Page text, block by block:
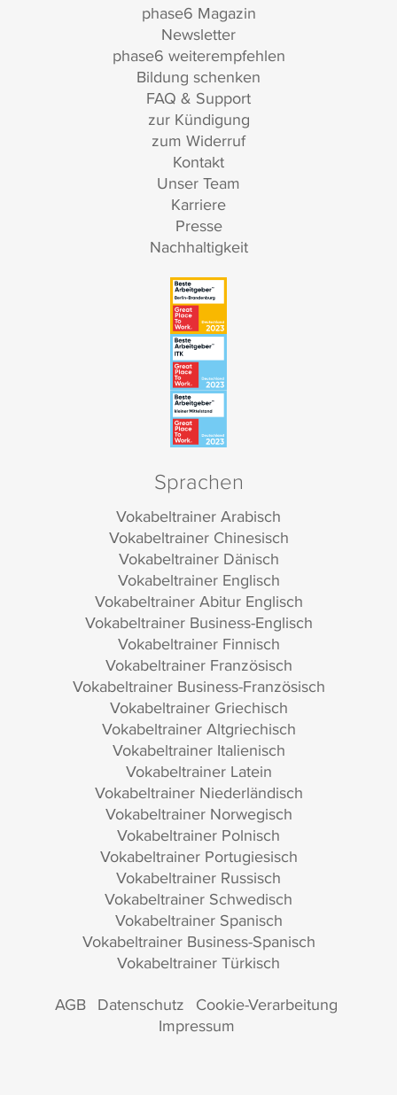
phase6 Magazin
Newsletter
phase6 weiterempfehlen
Bildung schenken
FAQ & Support
zur Kündigung
zum Widerruf
Kontakt
Unser Team
Karriere
Presse
Nachhaltigkeit
Sprachen
Vokabeltrainer Arabisch
Vokabeltrainer Chinesisch
Vokabeltrainer Dänisch
Vokabeltrainer Englisch
Vokabeltrainer Abitur Englisch
Vokabeltrainer Business-Englisch
Vokabeltrainer Finnisch
Vokabeltrainer Französisch
Vokabeltrainer Business-Französisch
Vokabeltrainer Griechisch
Vokabeltrainer Altgriechisch
Vokabeltrainer Italienisch
Vokabeltrainer Latein
Vokabeltrainer Niederländisch
Vokabeltrainer Norwegisch
Vokabeltrainer Polnisch
Vokabeltrainer Portugiesisch
Vokabeltrainer Russisch
Vokabeltrainer Schwedisch
Vokabeltrainer Spanisch
Vokabeltrainer Business-Spanisch
Vokabeltrainer Türkisch
AGB Datenschutz Cookie-Verarbeitung
Impressum